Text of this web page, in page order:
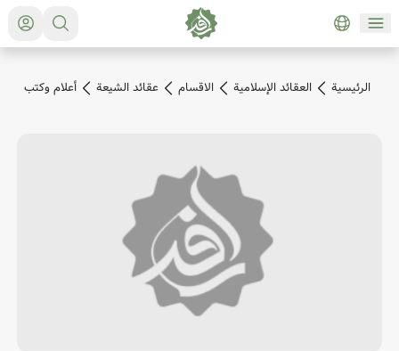
الرئیسیة العقائد الإسلامية الاقسام عقائد الشيعة أعلام وكتب